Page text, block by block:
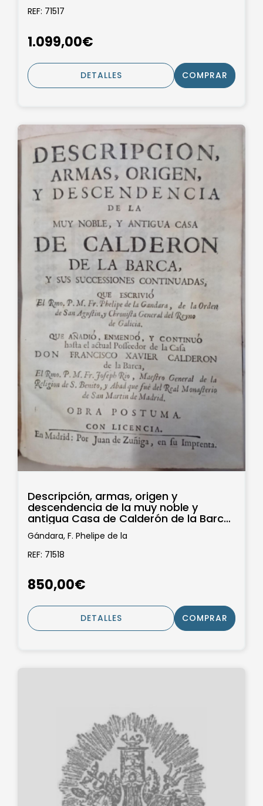
REF: 71517
1.099,00€
DETALLES COMPRAR
Descripción, armas, origen y
descendencia de la muy noble y
antigua Casa de Calderón de la Barca
y sus...
Gándara, F. Phelipe de la
REF: 71518
850,00€
DETALLES COMPRAR